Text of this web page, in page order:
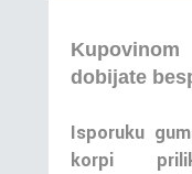
dobijate
Isporuku
korpi